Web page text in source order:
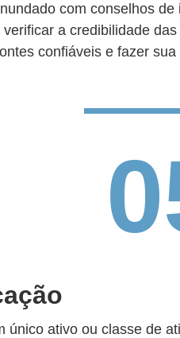
com conselhos
a credibilidade
confiáveis e fazer
único ativo ou classe de